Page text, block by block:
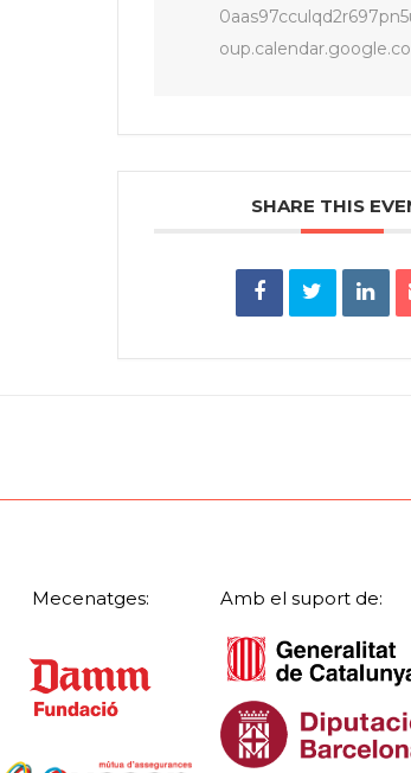
SHARE THIS
Mecenatges: Amb el suport de: